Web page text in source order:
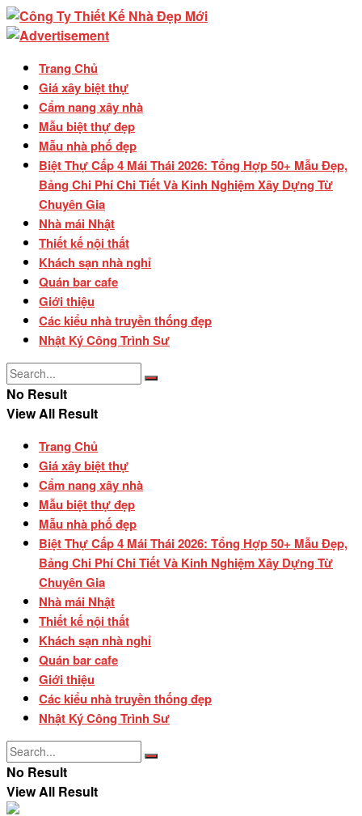
Trang Chủ
Giá xây biệt thự
Cẩm nang xây nhà
Mẫu biệt thự đẹp
Mẫu nhà phố đẹp
Biệt Thự Cấp 4 Mái Thái 2026: Tổng Hợp 50+ Mẫu Đẹp,
Bảng Chi Phí Chi Tiết Và Kinh Nghiệm Xây Dựng Từ
Chuyên Gia
Nhà mái Nhật
Thiết kế nội thất
Khách sạn nhà nghỉ
Quán bar cafe
Giới thiệu
Các kiểu nhà truyền thống đẹp
Nhật Ký Công Trình Sư
No Result
View All Result
Trang Chủ
Giá xây biệt thự
Cẩm nang xây nhà
Mẫu biệt thự đẹp
Mẫu nhà phố đẹp
Biệt Thự Cấp 4 Mái Thái 2026: Tổng Hợp 50+ Mẫu Đẹp,
Bảng Chi Phí Chi Tiết Và Kinh Nghiệm Xây Dựng Từ
Chuyên Gia
Nhà mái Nhật
Thiết kế nội thất
Khách sạn nhà nghỉ
Quán bar cafe
Giới thiệu
Các kiểu nhà truyền thống đẹp
Nhật Ký Công Trình Sư
No Result
View All Result